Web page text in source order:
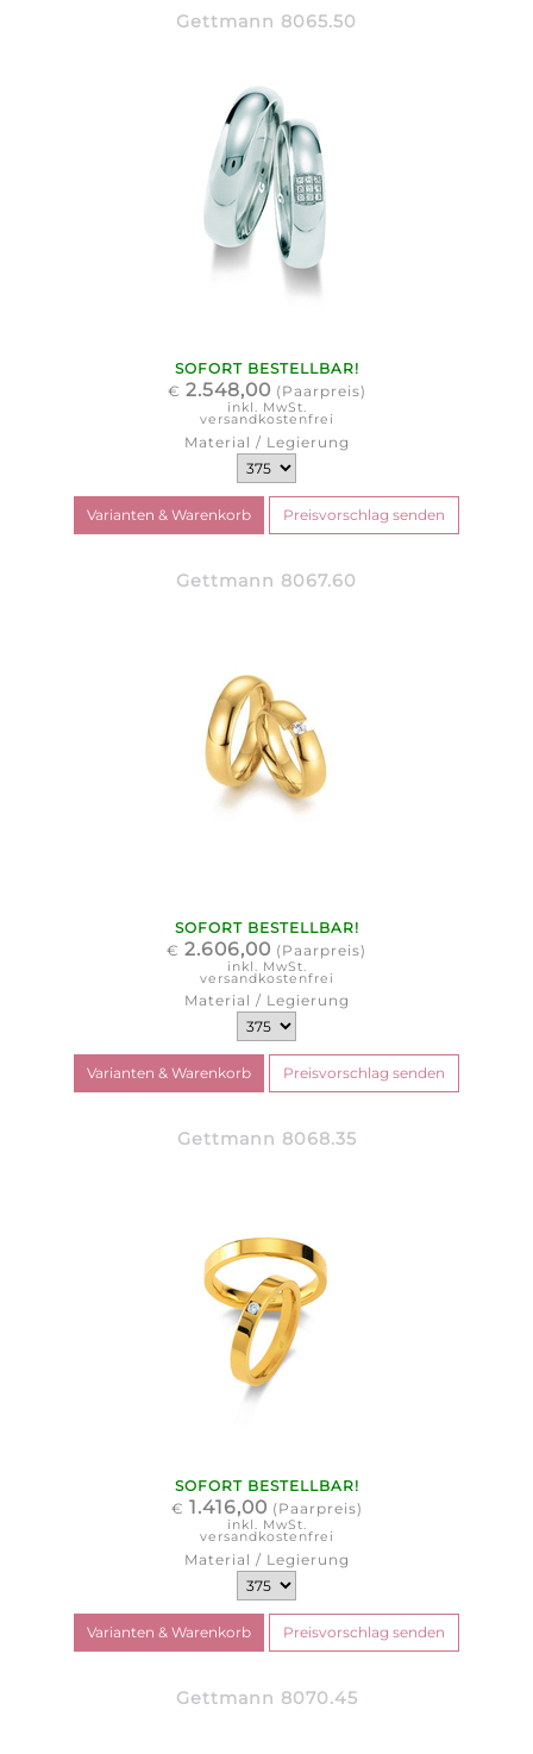
Gettmann 8065.50
SOFORT BESTELLBAR!
€ 2.548,00 (Paarpreis)
inkl. MwSt.
versandkostenfrei
Material / Legierung
Gettmann 8067.60
SOFORT BESTELLBAR!
€ 2.606,00 (Paarpreis)
inkl. MwSt.
versandkostenfrei
Material / Legierung
Gettmann 8068.35
SOFORT BESTELLBAR!
€ 1.416,00 (Paarpreis)
inkl. MwSt.
versandkostenfrei
Material / Legierung
Gettmann 8070.45